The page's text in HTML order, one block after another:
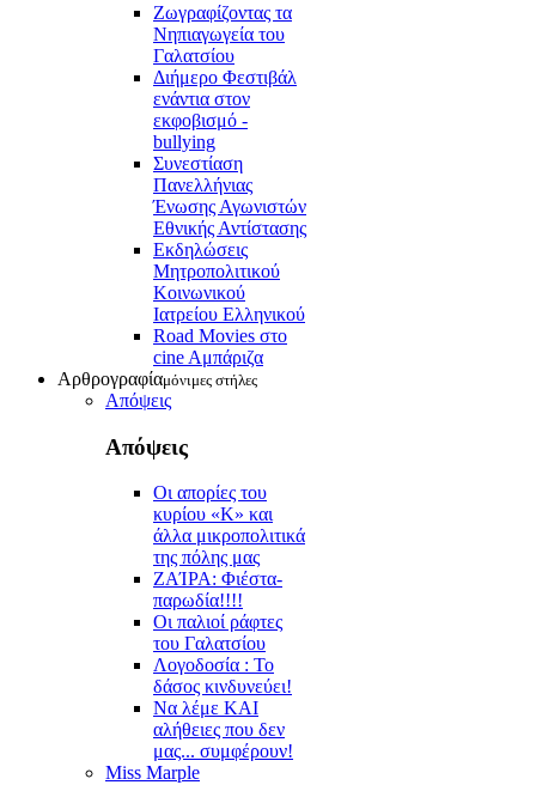
Ζωγραφίζοντας τα
Νηπιαγωγεία του
Γαλατσίου
Διήμερο Φεστιβάλ
ενάντια στον
εκφοβισμό -
bullying
Συνεστίαση
Πανελλήνιας
Ένωσης Αγωνιστών
Εθνικής Αντίστασης
Εκδηλώσεις
Μητροπολιτικού
Κοινωνικού
Ιατρείου Ελληνικού
Road Movies στο
cine Aμπάριζα
Αρθρογραφίαμόνιμες στήλες
Απόψεις
Απόψεις
Οι απορίες του
κυρίου «Κ» και
άλλα μικροπολιτικά
της πόλης μας
ZAΊΡΑ: Φιέστα-
παρωδία!!!!
Οι παλιοί ράφτες
του Γαλατσίου
Λογοδοσία : Το
δάσος κινδυνεύει!
Να λέμε ΚΑΙ
αλήθειες που δεν
μας... συμφέρουν!
Miss Marple